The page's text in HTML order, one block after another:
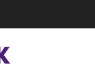
Belangen
staat